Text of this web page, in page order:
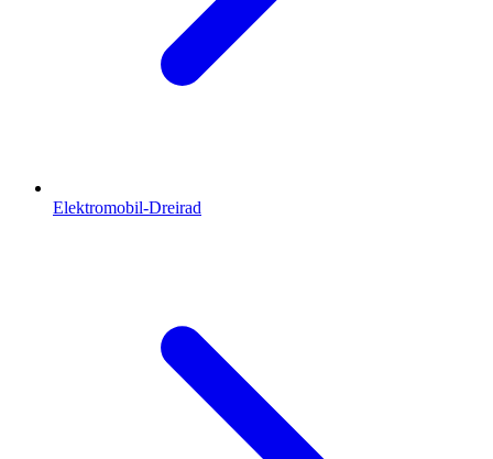
Elektromobil-Dreirad